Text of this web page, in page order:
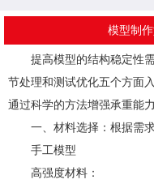
模型制
提高模型的结构稳定性需
节处理和测试优化五个方面
通过科学的方法增强承重能
一、材料选择：根据需求
手工模型
高强度材料：